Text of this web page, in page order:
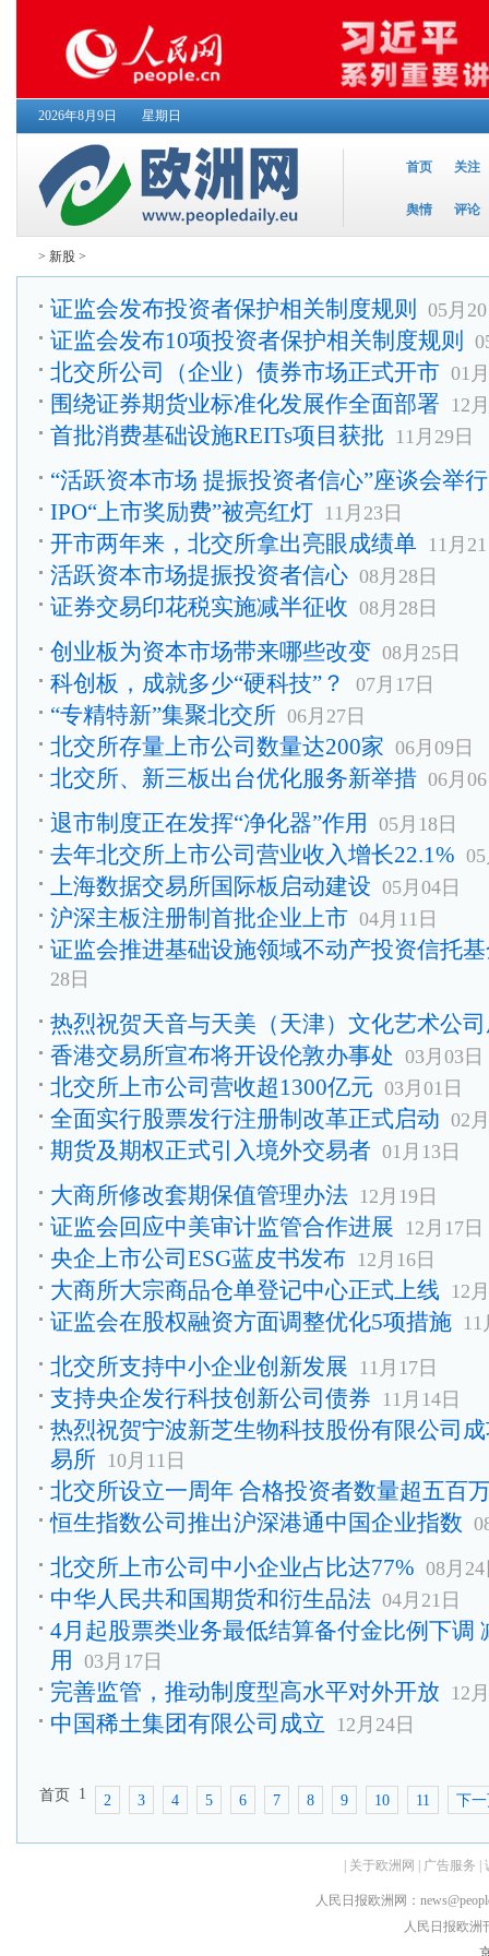
2026年8月9日 星期日
首页 关注
舆情 评论
> 新股 >
证监会发布投资者保护相关制度规则 05月
证监会发布10项投资者保护相关制度规则
北交所公司（企业）债券市场正式开市 01
围绕证券期货业标准化发展作全面部署 12
首批消费基础设施REITs项目获批 11月29日
“活跃资本市场 提振投资者信心”座谈会举行
IPO“上市奖励费”被亮红灯 11月23日
开市两年来，北交所拿出亮眼成绩单 11月
活跃资本市场提振投资者信心 08月28日
证券交易印花税实施减半征收 08月28日
创业板为资本市场带来哪些改变 08月25日
科创板，成就多少“硬科技”？ 07月17日
“专精特新”集聚北交所 06月27日
北交所存量上市公司数量达200家 06月09日
北交所、新三板出台优化服务新举措 06月
退市制度正在发挥“净化器”作用 05月18日
去年北交所上市公司营业收入增长22.1%
上海数据交易所国际板启动建设 05月04日
沪深主板注册制首批企业上市 04月11日
证监会推进基础设施领域不动产投资信托
28日
热烈祝贺天音与天美（天津）文化艺术公
香港交易所宣布将开设伦敦办事处 03月03日
北交所上市公司营收超1300亿元 03月01日
全面实行股票发行注册制改革正式启动 02
期货及期权正式引入境外交易者 01月13日
大商所修改套期保值管理办法 12月19日
证监会回应中美审计监管合作进展 12月17日
央企上市公司ESG蓝皮书发布 12月16日
大商所大宗商品仓单登记中心正式上线 12
证监会在股权融资方面调整优化5项措施 11
北交所支持中小企业创新发展 11月17日
支持央企发行科技创新公司债券 11月14日
热烈祝贺宁波新芝生物科技股份有限公司
易所
10月11日
北交所设立一周年 合格投资者数量超五百
恒生指数公司推出沪深港通中国企业指数
北交所上市公司中小企业占比达77% 08月
中华人民共和国期货和衍生品法 04月21日
4月起股票类业务最低结算备付金比例下调
用
03月17日
完善监管，推动制度型高水平对外开放 12
中国稀土集团有限公司成立 12月24日
首页 1 2 3 4 5 6 7 8 9 10 11 下
关于欧洲网 广告服务
人民日报欧洲网：
人民日报欧洲